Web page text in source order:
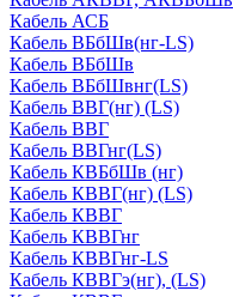
Кабель АСБ
Кабель ВБбШв(нг-LS)
Кабель ВБбШв
Кабель ВБбШвнг(LS)
Кабель ВВГ(нг) (LS)
Кабель ВВГ
Кабель ВВГнг(LS)
Кабель КВБбШв (нг)
Кабель КВВГ(нг) (LS)
Кабель КВВГ
Кабель КВВГнг
Кабель КВВГнг-LS
Кабель КВВГэ(нг), (LS)